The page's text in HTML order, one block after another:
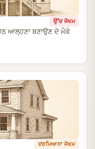
ਉੱਚ ਜੋਖਮ
ਆਲ੍ਹਣਾ ਬਣਾਉਣ ਦੇ ਮੌਕੇ
ਦਰਮਿਆਨਾ ਜੋਖਮ